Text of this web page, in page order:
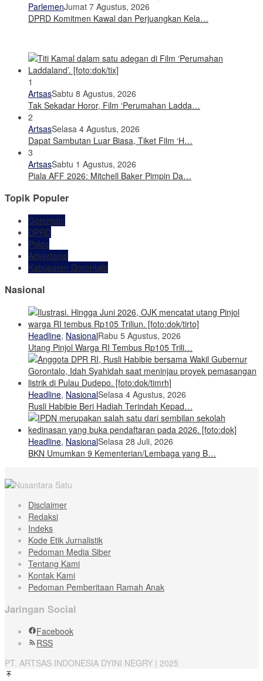
ParlemenJumat 7 Agustus, 2026
DPRD Komitmen Kawal dan Perjuangkan Kela…
1
ArtsasSabtu 8 Agustus, 2026
Tak Sekadar Horor, Film ‘Perumahan Ladda…
2
ArtsasSelasa 4 Agustus, 2026
Dapat Sambutan Luar Biasa, Tiket Film ‘H…
3
ArtsasSabtu 1 Agustus, 2026
Piala AFF 2026: Mitchell Baker Pimpin Da…
Topik Populer
Gorontalo
DPRD
Polda
Advertorial
Kabupaten Gorontalo
Nasional
Headline, NasionalRabu 5 Agustus, 2026
Utang Pinjol Warga RI Tembus Rp105 Trili…
Headline, NasionalSelasa 4 Agustus, 2026
Rusli Habibie Beri Hadiah Terindah Kepad…
Headline, NasionalSelasa 28 Juli, 2026
BKN Umumkan 9 Kementerian/Lembaga yang B…
Disclaimer
Redaksi
Indeks
Kode Etik Jurnalistik
Pedoman Media Siber
Tentang Kami
Kontak Kami
Pedoman Pemberitaan Ramah Anak
Jaringan Social
Facebook
RSS
PT. ARTSAS INDONESIA DYINI NEGRY | 2025